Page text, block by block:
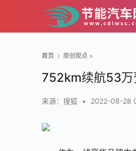
首页 原创观点 >
752km续航53万
来源：搜狐 • 2022-08-28